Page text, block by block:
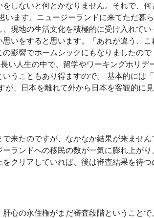
しないと何とかなりません。それで、
ます。ニュージーランドに来てただ暮
現地の生活文化を積極的に受け入れて
いをすると思います。「あれが違う、
影響でホームシックにもなりましたの
い人生の中で、留学やワーキングホリ
うこともあり得ますので。 基本的には
、日本を離れて外から日本を客観的に
来たのですが、なかなか結果が来ませ
ランドへの移民の数が一気に膨れ上が
クリアしていれば、後は審査結果を待
心の永住権がまだ審査段階ということ